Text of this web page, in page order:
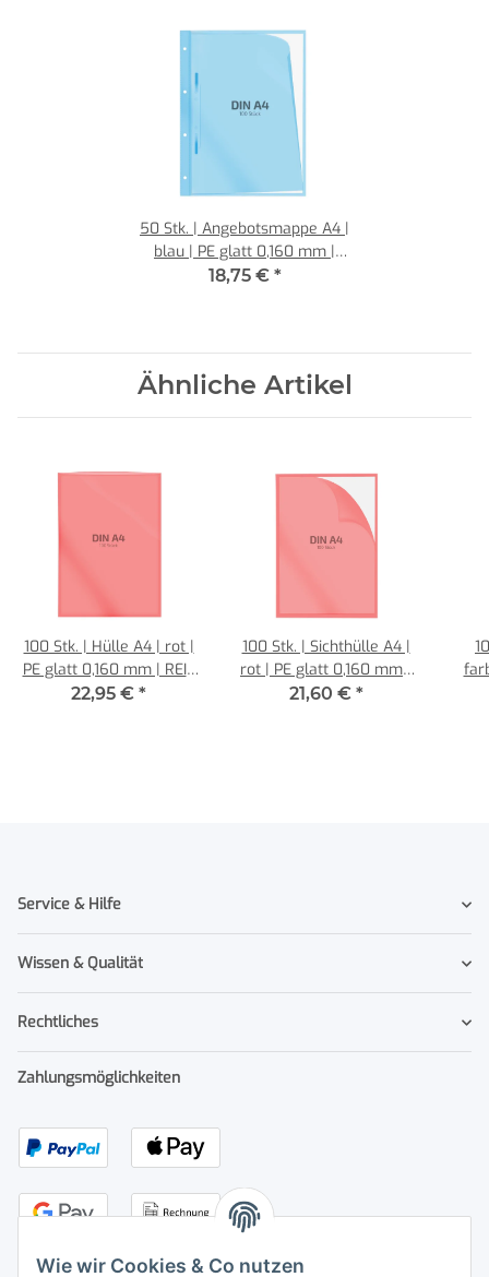
Wie wir Cookies & Co nutzen
50 Stk. | Angebotsmappe A4 |
blau | PE glatt 0,160 mm |
REIF Hamburg
18,75 € *
Ähnliche Artikel
100 Stk. | Hülle A4 | rot |
PE glatt 0,160 mm | REIF
Hamburg
22,95 € *
100 Stk. | Sichthülle A4 |
rot | PE glatt 0,160 mm |
REIF Hamburg
21,60 € *
Service & Hilfe
Wissen & Qualität
Rechtliches
Zahlungsmöglichkeiten